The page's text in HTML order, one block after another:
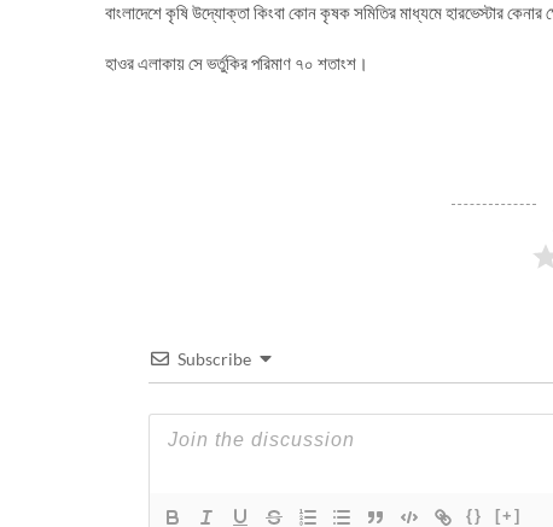
বাংলাদেশে কৃষি উদ্যোক্তা কিংবা কোন কৃষক সমিতির মাধ্যমে হারভেস্টার কেনার
হাওর এলাকায় সে ভর্তুকির পরিমাণ ৭০ শতাংশ।
Subscribe
{} [+]